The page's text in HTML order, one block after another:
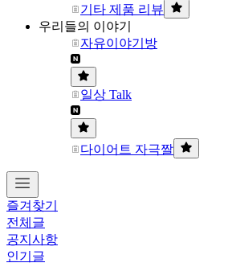
기타 제품 리뷰
우리들의 이야기
자유이야기방
일상 Talk
다이어트 자극짤
즐겨찾기
전체글
공지사항
인기글